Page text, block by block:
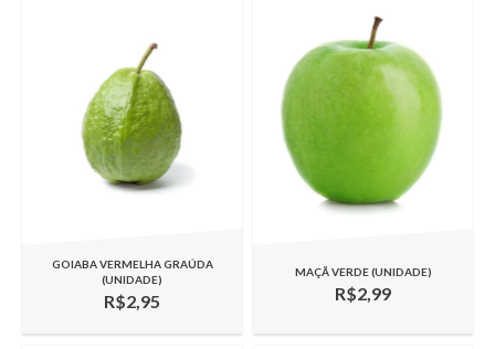
GOIABA VERMELHA GRAÚDA
(UNIDADE)
R$2,95
MAÇÃ VERDE (UNIDADE)
R$2,99